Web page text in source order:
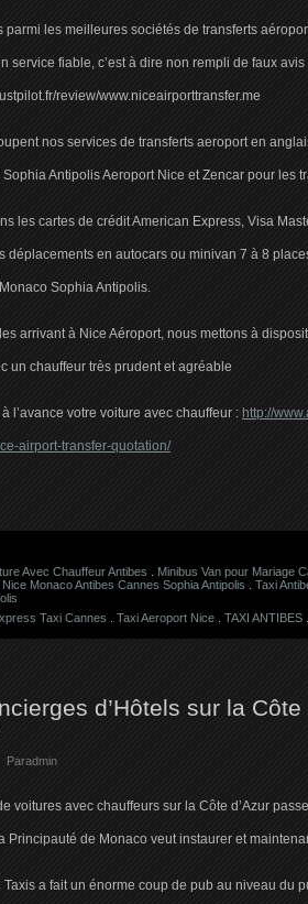
parmi les meilleures sociétés de transferts
service fiable, c’est à dire non rempli de faux
review/www.niceairporttransfer.me
nos services de transferts aeroport en
Antipolis Aeroport Nice et Zencar pour les
les cartes de crédit American Express, Visa
déplacements en autocars ou minivan 7 à 8
Sophia Antipolis.
arrivant à Nice Aéroport, nous mettons à
un chauffeur très prudent et agréable
l’avance votre voiture avec chauffeur : http://
airport-transfer-quotation/
Avec Chauffeur Antibes
Minibus Van pour Mariage
Monaco Antibes Cannes Sophia Antipolis
Taxi
Taxi Cannes
Taxi Aeroport Nice TAXI ANTIBES
d’Hôtels sur la
Paradmin
voitures avec chauffeurs sur la Côte d’Azur
Principauté de Monaco veut instaurer et
Taxis a fait un énorme coup de pub au niveau du